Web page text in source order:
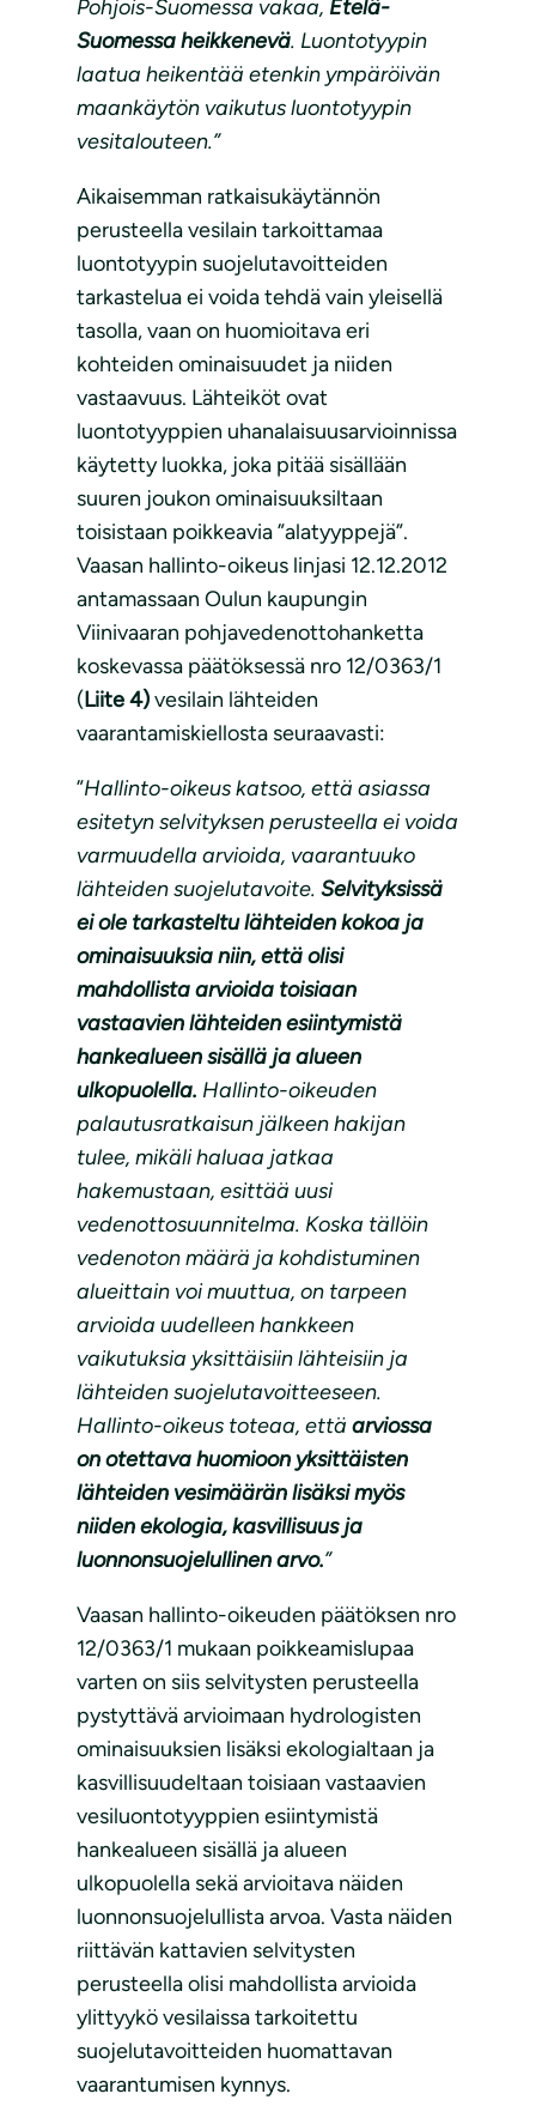
Pohjois-Suomessa vakaa, Etelä-
Suomessa heikkenevä. Luontotyypin
laatua heikentää etenkin ympäröivän
maankäytön vaikutus luontotyypin
vesitalouteen.”
Aikaisemman ratkaisukäytännön
perusteella vesilain tarkoittamaa
luontotyypin suojelutavoitteiden
tarkastelua ei voida tehdä vain yleisellä
tasolla, vaan on huomioitava eri
kohteiden ominaisuudet ja niiden
vastaavuus. Lähteiköt ovat
luontotyyppien uhanalaisuusarvioinnissa
käytetty luokka, joka pitää sisällään
suuren joukon ominaisuuksiltaan
toisistaan poikkeavia ”alatyyppejä”.
Vaasan hallinto-oikeus linjasi 12.12.2012
antamassaan Oulun kaupungin
Viinivaaran pohjavedenottohanketta
koskevassa päätöksessä nro 12/0363/1
(Liite 4)vesilain lähteiden
vaarantamiskiellosta seuraavasti:
”Hallinto-oikeus katsoo, että asiassa
esitetyn selvityksen perusteella ei voida
varmuudella arvioida, vaarantuuko
lähteiden suojelutavoite. Selvityksissä
ei ole tarkasteltu lähteiden kokoa ja
ominaisuuksia niin, että olisi
mahdollista arvioida toisiaan
vastaavien lähteiden esiintymistä
hankealueen sisällä ja alueen
ulkopuolella. Hallinto-oikeuden
palautusratkaisun jälkeen hakijan
tulee, mikäli haluaa jatkaa
hakemustaan, esittää uusi
vedenottosuunnitelma. Koska tällöin
vedenoton määrä ja kohdistuminen
alueittain voi muuttua, on tarpeen
arvioida uudelleen hankkeen
vaikutuksia yksittäisiin lähteisiin ja
lähteiden suojelutavoitteeseen.
Hallinto-oikeus toteaa, että arviossa
on otettava huomioon yksittäisten
lähteiden vesimäärän lisäksi myös
niiden ekologia, kasvillisuus ja
luonnonsuojelullinen arvo.”
Vaasan hallinto-oikeuden päätöksen nro
12/0363/1 mukaan poikkeamislupaa
varten on siis selvitysten perusteella
pystyttävä arvioimaan hydrologisten
ominaisuuksien lisäksi ekologialtaan ja
kasvillisuudeltaan toisiaan vastaavien
vesiluontotyyppien esiintymistä
hankealueen sisällä ja alueen
ulkopuolella sekä arvioitava näiden
luonnonsuojelullista arvoa. Vasta näiden
riittävän kattavien selvitysten
perusteella olisi mahdollista arvioida
ylittyykö vesilaissa tarkoitettu
suojelutavoitteiden huomattavan
vaarantumisen kynnys.